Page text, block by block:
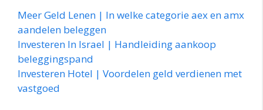
Meer Geld Lenen | In welke categorie aex en amx
aandelen beleggen
Investeren In Israel | Handleiding aankoop
beleggingspand
Investeren Hotel | Voordelen geld verdienen met
vastgoed